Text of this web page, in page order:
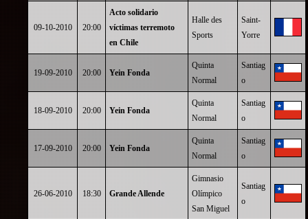
09-10-2010 20:00
Acto solidario
víctimas terremoto
en Chile
Halle des
Sports
Saint-
Yorre
19-09-2010 20:00 Yein Fonda
Quinta
Normal
Santiag
o
18-09-2010 20:00 Yein Fonda
Quinta
Normal
Santiag
o
17-09-2010 20:00 Yein Fonda
Quinta
Normal
Santiag
o
26-06-2010 18:30 Grande Allende
Gimnasio
Olímpico
San Miguel
Santiag
o